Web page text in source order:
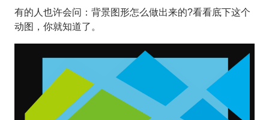
有的人也许会问：背景图形怎么做出来的?看看底下这个
动图，你就知道了。